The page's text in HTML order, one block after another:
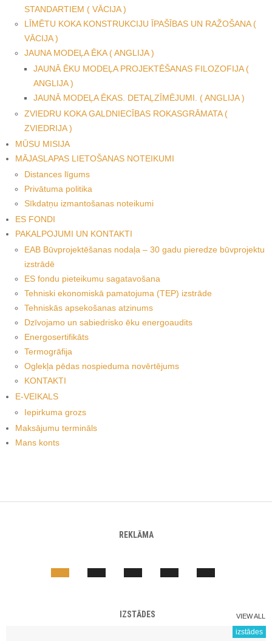
STANDARTIEM ( VĀCIJA )
LĪMĒTU KOKA KONSTRUKCIJU ĪPAŠĪBAS UN RAŽOŠANA (
VĀCIJA )
JAUNA MODEĻA ĒKA ( ANGLIJA )
JAUNĀ ĒKU MODEĻA PROJEKTĒŠANAS FILOZOFIJA (
ANGLIJA )
JAUNĀ MODEĻA ĒKAS. DETAĻZĪMĒJUMI. ( ANGLIJA )
ZVIEDRU KOKA GALDNIECĪBAS ROKASGRĀMATA (
ZVIEDRIJA )
MŪSU MISIJA
MĀJASLAPAS LIETOŠANAS NOTEIKUMI
Distances līgums
Privātuma politika
Sīkdatņu izmantošanas noteikumi
ES FONDI
PAKALPOJUMI UN KONTAKTI
EAB Būvprojektēšanas nodaļa – 30 gadu pieredze būvprojektu
izstrādē
ES fondu pieteikumu sagatavošana
Tehniski ekonomiskā pamatojuma (TEP) izstrāde
Tehniskās apsekošanas atzinums
Dzīvojamo un sabiedrisko ēku energoaudits
Energosertifikāts
Termogrāfija
Oglekļa pēdas nospieduma novērtējums
KONTAKTI
E-VEIKALS
Iepirkuma grozs
Maksājumu termināls
Mans konts
REKLĀMA
IZSTĀDES VIEW ALL
izstādes